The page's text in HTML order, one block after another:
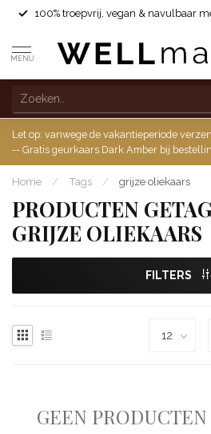
100% troepvrij, vegan & navulbaar
MENU
Let op: vanwege de vakantieperiode
-- Gratis geurkaars Dark Amber bij
Home / Tags / grijze oliekaars
PRODUCTEN
GRIJZE OLIEKAARS
FILTERS
GEEN